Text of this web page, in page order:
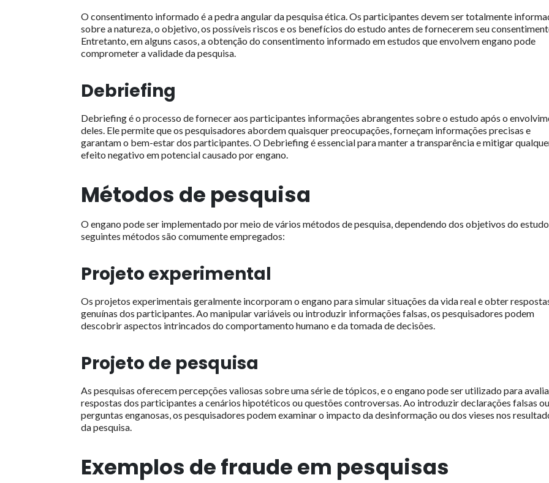
O consentimento informado é a pedra angular da pesquisa ética. Os participantes devem ser totalmente
sobre a natureza, o objetivo, os possíveis riscos e os benefícios do estudo antes de fornecerem seu
Entretanto, em alguns casos, a obtenção do consentimento informado em estudos que envolvem engano pode
comprometer a validade da pesquisa.
Debriefing
Debriefing é o processo de fornecer aos participantes informações abrangentes sobre o estudo após o
deles. Ele permite que os pesquisadores abordem quaisquer preocupações, forneçam informações precisas e
garantam o bem-estar dos participantes. O Debriefing é essencial para manter a transparência e mitigar
efeito negativo em potencial causado por engano.
Métodos de pesquisa
O engano pode ser implementado por meio de vários métodos de pesquisa, dependendo dos objetivos do
seguintes métodos são comumente empregados:
Projeto experimental
Os projetos experimentais geralmente incorporam o engano para simular situações da vida real e obter
genuínas dos participantes. Ao manipular variáveis ou introduzir informações falsas, os pesquisadores podem
descobrir aspectos intrincados do comportamento humano e da tomada de decisões.
Projeto de pesquisa
As pesquisas oferecem percepções valiosas sobre uma série de tópicos, e o engano pode ser utilizado para
respostas dos participantes a cenários hipotéticos ou questões controversas. Ao introduzir declarações falsas ou
perguntas enganosas, os pesquisadores podem examinar o impacto da desinformação ou dos vieses nos
da pesquisa.
Exemplos de fraude em pesquisas